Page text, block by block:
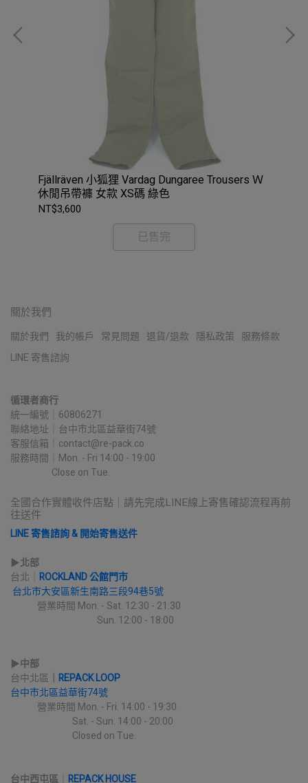
Fjällräven 小狐狸 Vardag Dungaree Trousers Ｗ
休閒吊帶褲 女款 XS碼 綠色
NT$3,600
已售完
關於我們
關於我們 我的帳戶 常見問題 退貨/退款 隱私政策 服務條款
LINE 寄售諮詢
循環者商行
統一編號｜60806271
聯絡地址｜台中市北區益華街74號
客服信箱｜contact@re-pack.co
服務時間｜Mon. - Fri 14:00 - 19:00
Close on Tue.
全國合作實體收件店點｜請先完成LINE線上寄售確認流程再前
往送件
LINE 寄售諮詢 & 開始寄售送件
▶︎北部
台北｜ ROCKLAND 公館門市
台北市大安區新生南路三段94巷5號
營業時間 Mon. - Sat. 12:30 - 21:30
Sun. 12:00 - 18:00
▶︎中部
台中北區
REPACK LOOP
台中市北區益華街74號
營業時間 Mon. - Fri. 14:00 - 19:30
Sat. - Sun. 14:00 - 20:00
Closed on Tue.
台中西屯區 REPACK HOUSE